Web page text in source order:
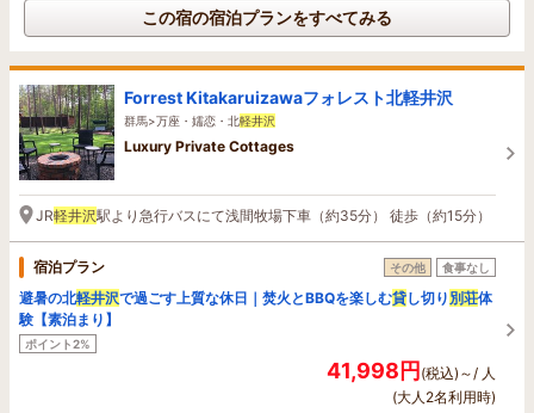
この宿の宿泊プランをすべてみる
Forrest Kitakaruizawaフォレスト北軽井沢
群馬>万座・嬬恋・北軽井沢
Luxury Private Cottages
JR軽井沢駅より急行バスにて浅間牧場下車（約35分） 徒歩（約15分）
宿泊プラン その他 食事なし
避暑の北軽井沢で過ごす上質な休日｜焚火とBBQを楽しむ貸し切り 別荘体
験【素泊まり】
ポイント2%
41,998円(税込)～/ 人
(大人2名利用時)